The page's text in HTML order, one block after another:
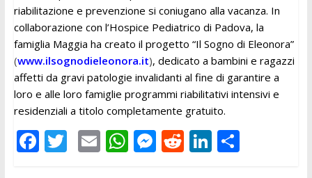
riabilitazione e prevenzione si coniugano alla vacanza. In
collaborazione con l’Hospice Pediatrico di Padova, la
famiglia Maggia ha creato il progetto “Il Sogno di Eleonora”
(www.ilsognodieleonora.it), dedicato a bambini e ragazzi
affetti da gravi patologie invalidanti al fine di garantire a
loro e alle loro famiglie programmi riabilitativi intensivi e
residenziali a titolo completamente gratuito.
F T E W M R Li C